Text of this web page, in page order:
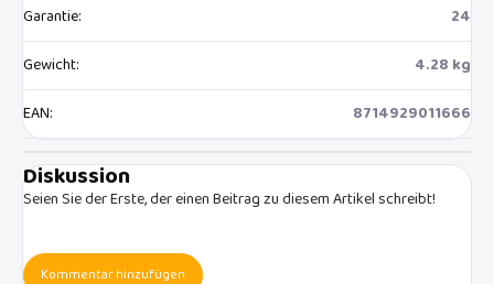
Garantie:
24
Gewicht:
4.28 kg
EAN: 8714929011666
Diskussion
Seien Sie der Erste, der einen Beitrag zu diesem Artikel schreibt!
Kommentar hinzufügen